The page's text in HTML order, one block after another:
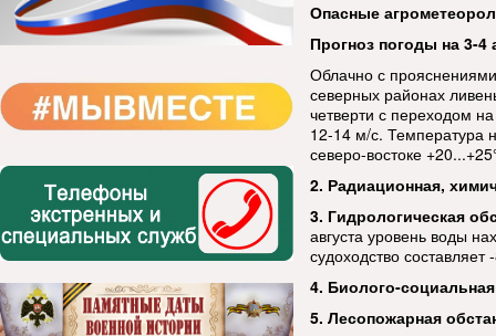
Опасные
Прогноз погоды на 3-4
Облачно с
северных районах
четверти с переходом
12-14 м/с. Температура
северо-востоке
2. Радиационная,
3. Гидрологическая
августа уровень воды
судоходство составляет
4. Биолого-
5. Лесопожарная